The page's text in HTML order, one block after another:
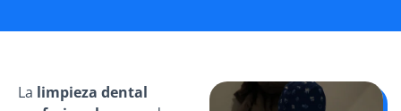
La limpieza dental